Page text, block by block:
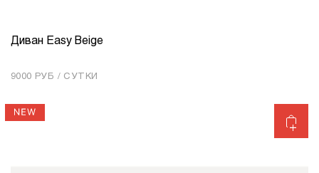
КОЛИЧЕСТВО 1
Диван Easy Beige
9000 РУБ / СУТКИ